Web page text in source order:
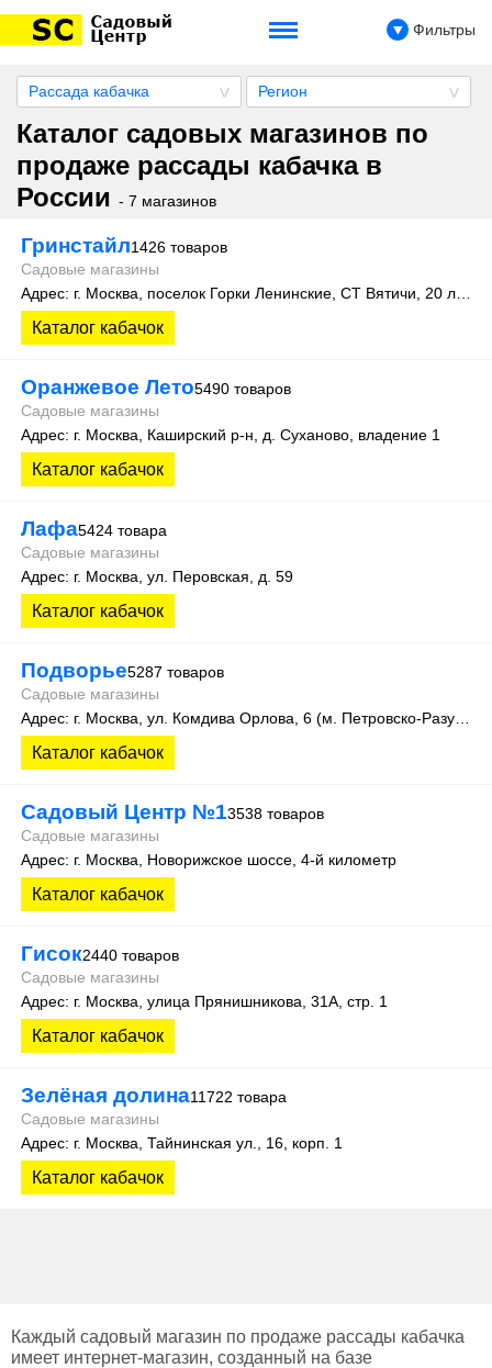
Фильтры
Рассада кабачка Регион
Каталог садовых магазинов по
продаже рассады кабачка в
России - 7 магазинов
Гринстайл1426 товаров
Садовые магазины
Каталог кабачок
Оранжевое Лето5490 товаров
Садовые магазины
Адрес: г. Москва, Каширский р-н, д. Суханово, владение 1
Каталог кабачок
Лафа5424 товара
Садовые магазины
Адрес: г. Москва, ул. Перовская, д. 59
Каталог кабачок
Подворье5287 товаров
Садовые магазины
Каталог кабачок
Садовый Центр №13538 товаров
Садовые магазины
Адрес: г. Москва, Новорижское шоссе, 4-й километр
Каталог кабачок
Гисок2440 товаров
Садовые магазины
Адрес: г. Москва, улица Прянишникова, 31А, стр. 1
Каталог кабачок
Зелёная долина11722 товара
Садовые магазины
Адрес: г. Москва, Тайнинская ул., 16, корп. 1
Каталог кабачок
Каждый садовый магазин по продаже рассады кабачка
имеет интернет-магазин, созданный на базе